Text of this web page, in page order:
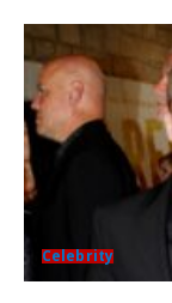
Celebrity